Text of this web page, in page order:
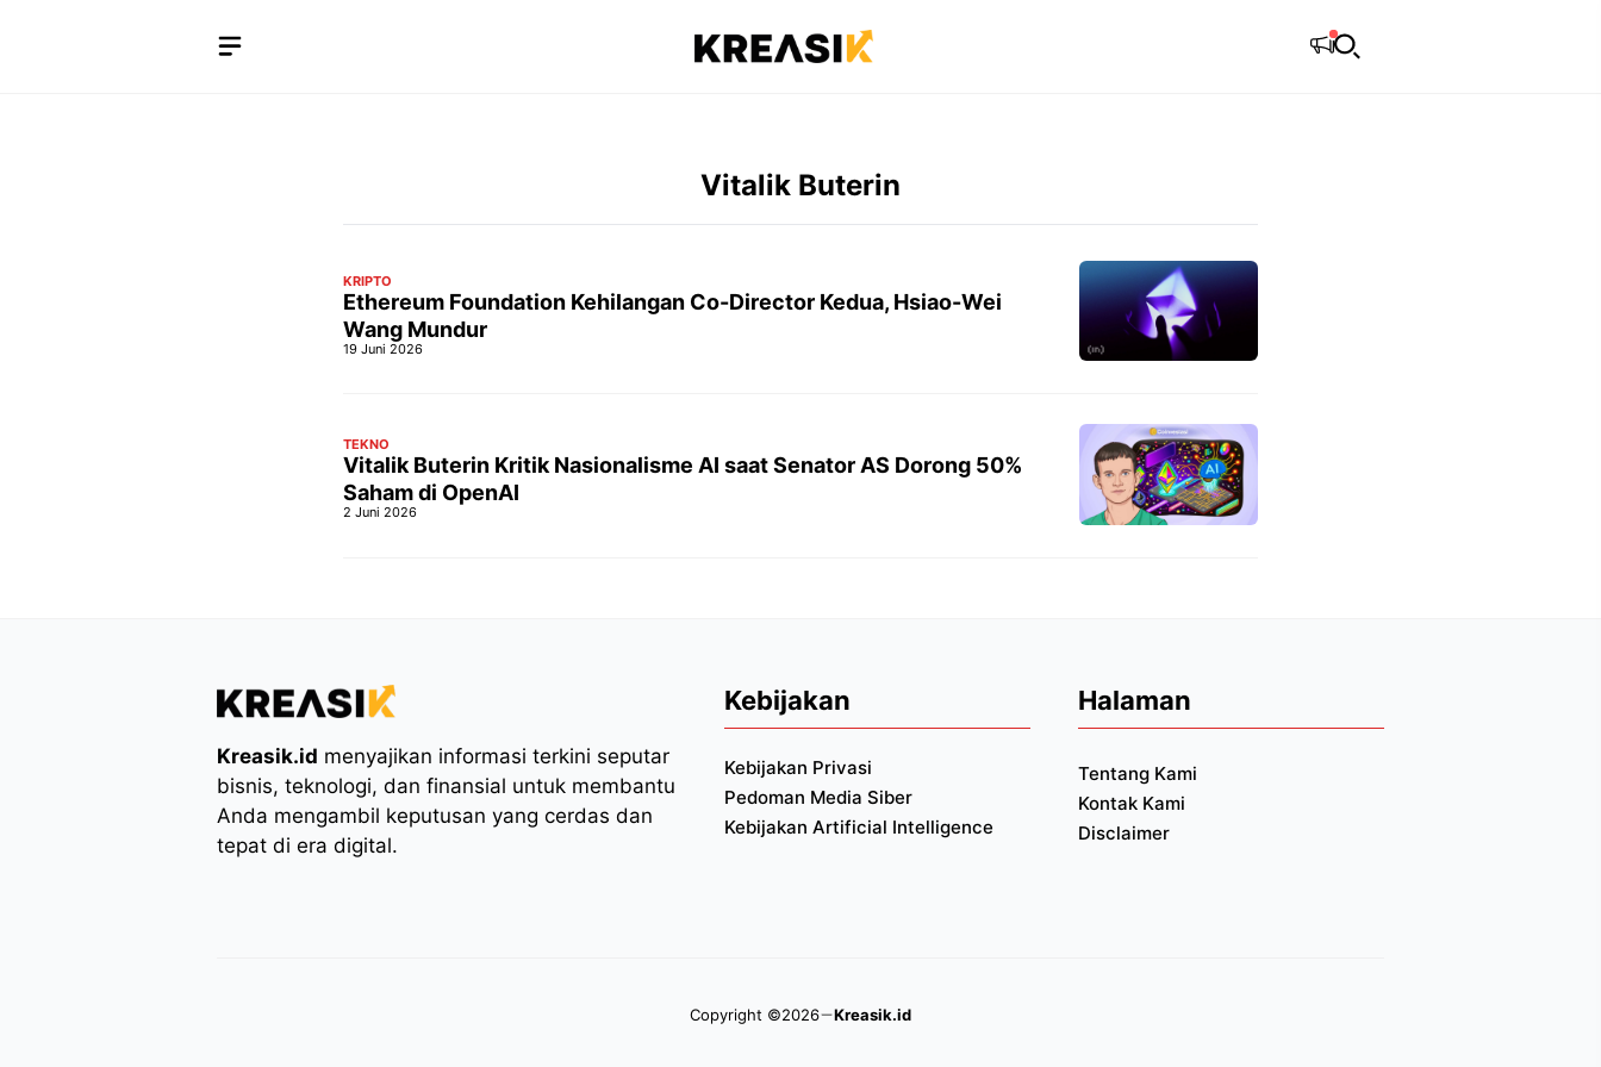
Vitalik Buterin
KRIPTO
Ethereum Foundation Kehilangan Co-Director Kedua, Hsiao-Wei
Wang Mundur
19 Juni 2026
TEKNO
Vitalik Buterin Kritik Nasionalisme AI saat Senator AS Dorong 50%
Saham di OpenAI
2 Juni 2026
Kreasik.id menyajikan informasi terkini seputar
bisnis, teknologi, dan finansial untuk membantu
Anda mengambil keputusan yang cerdas dan
tepat di era digital.
Kebijakan
Kebijakan Privasi
Pedoman Media Siber
Kebijakan Artificial Intelligence
Halaman
Tentang Kami
Kontak Kami
Disclaimer
Copyright ©2026 Kreasik.id